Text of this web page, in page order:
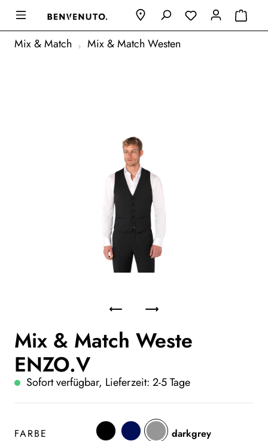
Mix & Match Mix & Match Westen
Mix & Match Weste
ENZO.V
Sofort verfügbar, Lieferzeit: 2-5 Tage
FARBE darkgrey